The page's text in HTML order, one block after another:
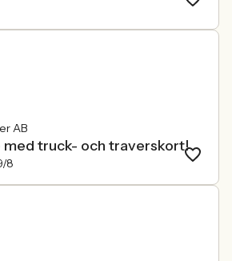
AB
truck- och traverskort!
8